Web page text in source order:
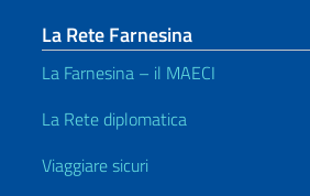
La Rete Farnesina
La Farnesina – il MAECI
La Rete diplomatica
Viaggiare sicuri